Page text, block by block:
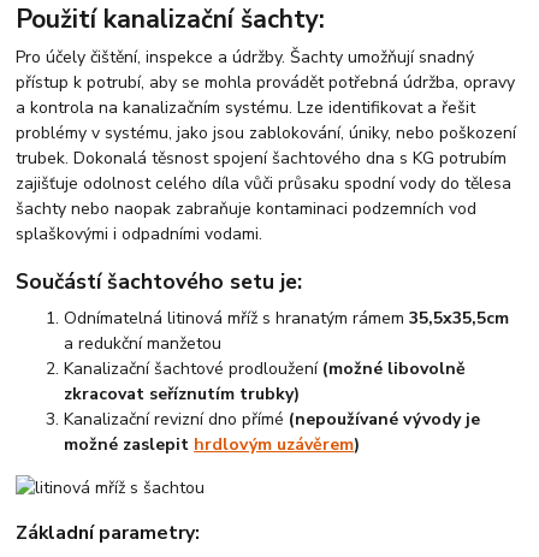
Použití kanalizační šachty:
Pro účely čištění, inspekce a údržby. Šachty umožňují snadný
přístup k potrubí, aby se mohla provádět potřebná údržba, opravy
a kontrola na kanalizačním systému. Lze identifikovat a řešit
problémy v systému, jako jsou zablokování, úniky, nebo poškození
trubek. Dokonalá těsnost spojení šachtového dna s KG potrubím
zajišťuje odolnost celého díla vůči průsaku spodní vody do tělesa
šachty nebo naopak zabraňuje kontaminaci podzemních vod
splaškovými i odpadními vodami.
Součástí šachtového setu je:
Odnímatelná litinová mříž s hranatým rámem35,5x35,5cm
a redukční manžetou
Kanalizační šachtové prodloužení (možné libovolně
zkracovat seříznutím trubky)
Kanalizační revizní dno přímé (nepoužívané vývody je
možné zaslepit hrdlovým uzávěrem)
Základní parametry: